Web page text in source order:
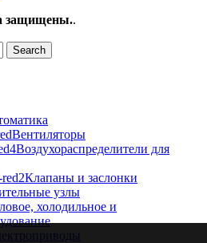
защищены..
Search
Вентиляторы
Воздухораспределители для
Клапаны и заслонки
узлы
холодильное и